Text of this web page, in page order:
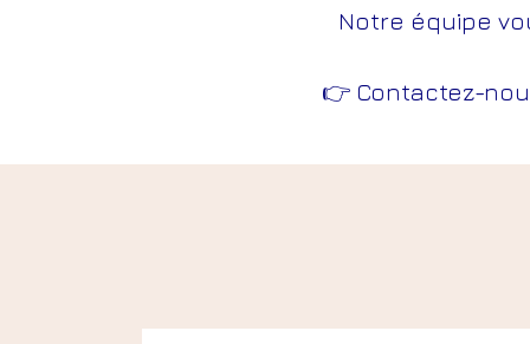
Notre équipe
👉 Contactez-